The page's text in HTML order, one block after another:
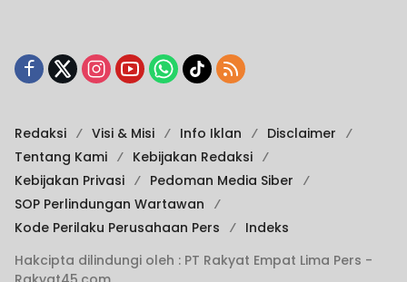
Redaksi Visi & Misi Info Iklan
Disclaimer
Tentang Kami
Kebijakan Redaksi
Kebijakan Privasi
Pedoman Media Siber
SOP Perlindungan Wartawan
Kode Perilaku Perusahaan Pers
Indeks
Hakcipta dilindungi oleh : PT Rakyat Empat Lima Pers -